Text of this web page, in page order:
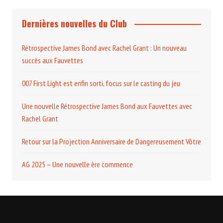
Dernières nouvelles du Club
Rétrospective James Bond avec Rachel Grant : Un nouveau
succès aux Fauvettes
007 First Light est enfin sorti, focus sur le casting du jeu
Une nouvelle Rétrospective James Bond aux Fauvettes avec
Rachel Grant
Retour sur la Projection Anniversaire de Dangereusement Vôtre
AG 2025 – Une nouvelle ère commence